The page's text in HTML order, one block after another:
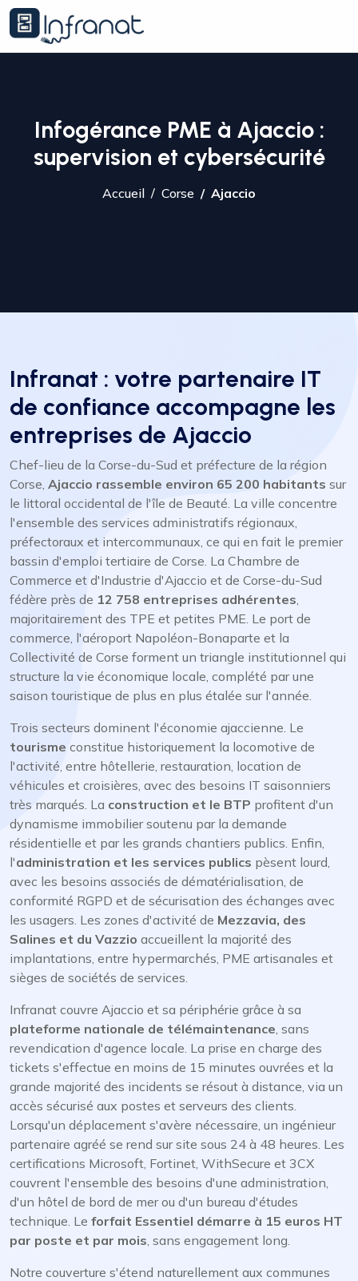
Infogérance PME à Ajaccio :
supervision et cybersécurité
Accueil Corse Ajaccio
Infranat : votre partenaire IT
de confiance accompagne les
entreprises de Ajaccio
Chef-lieu de la Corse-du-Sud et préfecture de la région
Corse, Ajaccio rassemble environ 65 200 habitants sur
le littoral occidental de l'île de Beauté. La ville concentre
l'ensemble des services administratifs régionaux,
préfectoraux et intercommunaux, ce qui en fait le premier
bassin d'emploi tertiaire de Corse. La Chambre de
Commerce et d'Industrie d'Ajaccio et de Corse-du-Sud
fédère près de 12 758 entreprises adhérentes,
majoritairement des TPE et petites PME. Le port de
commerce, l'aéroport Napoléon-Bonaparte et la
Collectivité de Corse forment un triangle institutionnel qui
structure la vie économique locale, complété par une
saison touristique de plus en plus étalée sur l'année.
Trois secteurs dominent l'économie ajaccienne. Le
tourisme constitue historiquement la locomotive de
l'activité, entre hôtellerie, restauration, location de
véhicules et croisières, avec des besoins IT saisonniers
très marqués. La construction et le BTP profitent d'un
dynamisme immobilier soutenu par la demande
résidentielle et par les grands chantiers publics. Enfin,
l'administration et les services publics pèsent lourd,
avec les besoins associés de dématérialisation, de
conformité RGPD et de sécurisation des échanges avec
les usagers. Les zones d'activité de Mezzavia, des
Salines et du Vazzio accueillent la majorité des
implantations, entre hypermarchés, PME artisanales et
sièges de sociétés de services.
Infranat couvre Ajaccio et sa périphérie grâce à sa
plateforme nationale de télémaintenance, sans
revendication d'agence locale. La prise en charge des
tickets s'effectue en moins de 15 minutes ouvrées et la
grande majorité des incidents se résout à distance, via un
accès sécurisé aux postes et serveurs des clients.
Lorsqu'un déplacement s'avère nécessaire, un ingénieur
partenaire agréé se rend sur site sous 24 à 48 heures. Les
certifications Microsoft, Fortinet, WithSecure et 3CX
couvrent l'ensemble des besoins d'une administration,
d'un hôtel de bord de mer ou d'un bureau d'études
technique. Le forfait Essentiel démarre à 15 euros HT
par poste et par mois, sans engagement long.
Notre couverture s'étend naturellement aux communes